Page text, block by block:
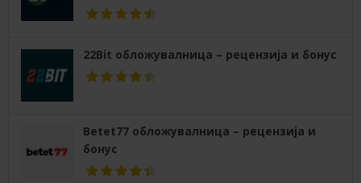
22Bit обложувалница – рецензија и бонус
Betet77 обложувалница – рецензија и
бонус